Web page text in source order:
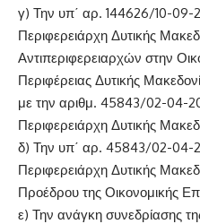
γ) Την υπ΄ αρ. 144626/10-09-
Περιφερειάρχη Δυτικής
Αντιπεριφερειαρχών στην
Περιφέρειας Δυτικής
με την αριθμ. 45843/02-04-
Περιφερειάρχη Δυτικής
δ) Την υπ΄ αρ. 45843/02-04-
Περιφερειάρχη Δυτικής
Προέδρου της Οικονομικής
ε) Την ανάγκη συνεδρίασης